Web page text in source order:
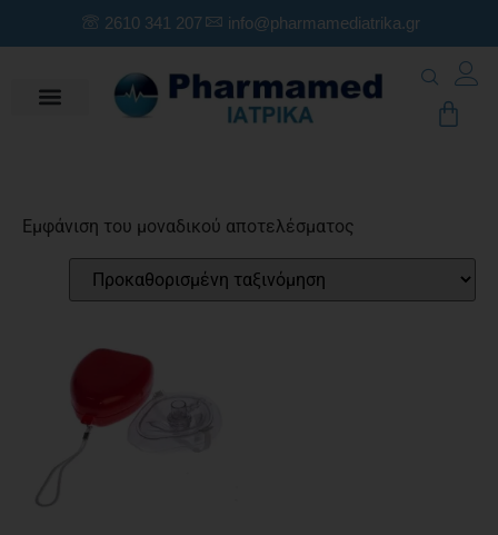
2610 341 207 info@pharmamediatrika.gr
Εμφάνιση του μοναδικού αποτελέσματος